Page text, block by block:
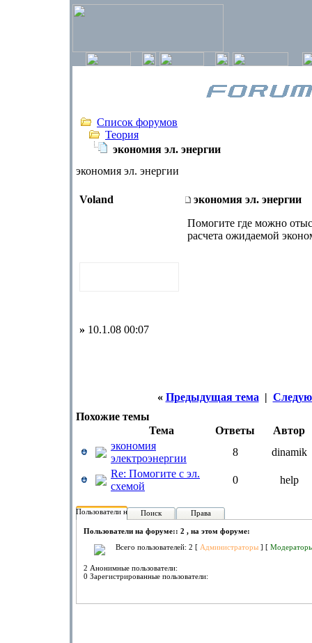
Список форумов
Теория
экономия эл. энергии
экономия эл. энергии
Voland
экономия эл. энергии
Помогите где можно
расчета ожидаемой
» 10.1.08 00:07
« Предыдущая тема |
Похожие темы
Тема
Ответы
Автор
экономия
электроэнергии
8
dinamik
Re: Помогите с эл.
схемой
0 help
Пользователи на форуме:
Поиск Права
Пользователи на форуме:: 2 , на этом форуме:
Всего пользователей: 2 [ Администраторы ] [
2 Анонимные пользователи:
0 Зарегистрированные пользователи: